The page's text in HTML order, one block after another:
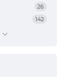
26
142